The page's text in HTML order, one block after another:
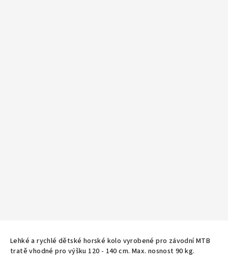
Lehké a rychlé dětské horské kolo vyrobené pro závodní MTB
tratě vhodné pro výšku 120 - 140 cm. Max. nosnost 90 kg.